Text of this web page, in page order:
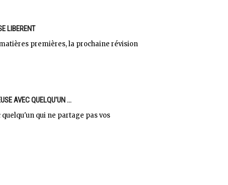
LIBERENT
premières, la prochaine révision
AVEC QUELQU'UN ...
qui ne partage pas vos